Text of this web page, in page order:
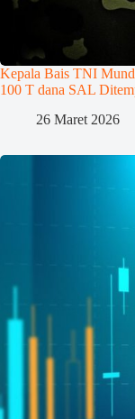
Kepala Bais TNI
100 T dana SAL
26 Maret 2026